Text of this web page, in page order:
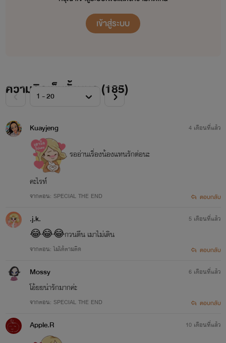
เข้าสู่ระบบ
ความคิดเห็นทั้งหมด (185)
Kuayjeng
รออ่านเรื่องน้องแทนรักต่อนะ
คะไรท์
จากตอน: SPECIAL THE END
4 เดือนที่แล้ว
ตอบกลับ
.j.k.
😂😂😂กวนตีน เมาไม่เดิน
จากตอน: ไม่ได้ตามติด
5 เดือนที่แล้ว
ตอบกลับ
Mossy
โอ้ยยน่ารักมากค่ะ
จากตอน: SPECIAL THE END
6 เดือนที่แล้ว
ตอบกลับ
Apple.R 10 เดือนที่แล้ว